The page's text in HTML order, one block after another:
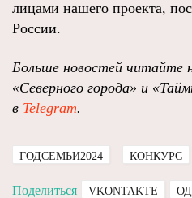
лицами нашего проекта,
России.
Больше новостей читайте
«Северного города» и
в Telegram.
ГОДСЕМЬИ2024 КОНКУРС
Поделиться VKONTAKTE